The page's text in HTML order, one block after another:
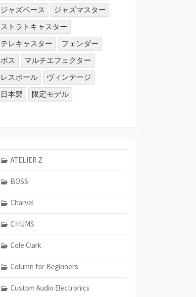
ジャズベース
ジャズマスター
ストラトキャスター
テレキャスター
フェンダー
ボス
マルチエフェクター
レスポール
ヴィンテージ
日本製
限定モデル
ATELIER Z
BOSS
Charvel
CHUMS
Cole Clark
Column for Beginners
Custom Audio Electronics